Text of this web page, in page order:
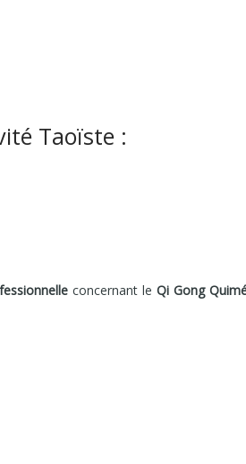
Taoïste :
concernant le Qi Gong